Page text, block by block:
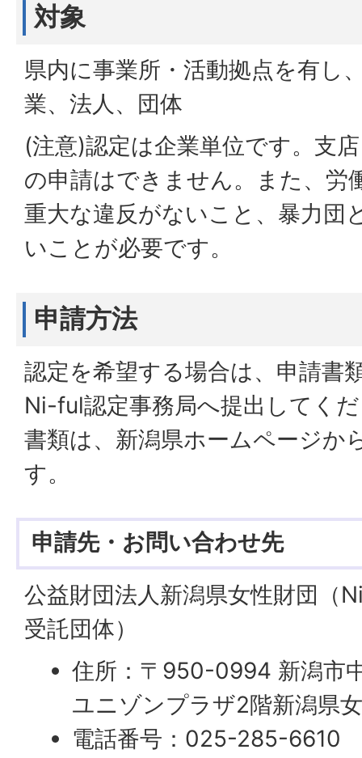
対象
県内に事業所・活動拠点を有し
業、法人、団体
(注意)認定は企業単位です。支
の申請はできません。また、労
重大な違反がないこと、暴力団
いことが必要です。
申請方法
認定を希望する場合は、申請書
Ni-ful認定事務局へ提出してく
書類は、新潟県ホームページか
す。
申請先・お問い合わせ先
公益財団法人新潟県女性財団（
受託団体）
住所：〒950-0994 新潟市
ユニゾンプラザ2階新潟県
電話番号：025-285-6610